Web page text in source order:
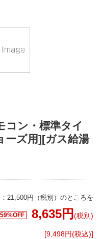
コン・標準タイ
ーズ用][ガス給湯
21,500円（税別）のところを
59%OFF 8,635円 (税別)
[9,498円(税込)]